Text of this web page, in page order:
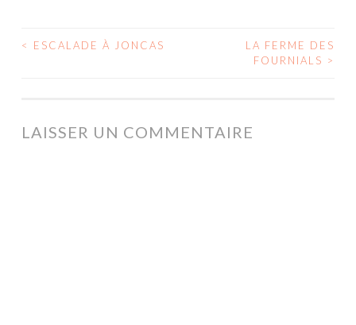
NAVIGATION
ARTICLES
< ESCALADE À JONCAS
LA FERME DES
FOURNIALS >
LAISSER UN COMMENTAIRE